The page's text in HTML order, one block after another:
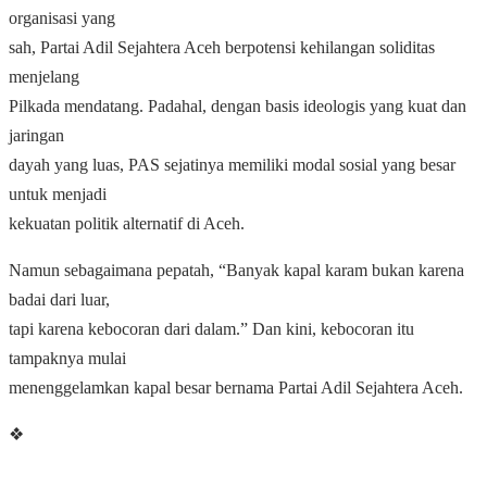
organisasi yang
sah, Partai Adil Sejahtera Aceh berpotensi kehilangan soliditas
menjelang
Pilkada mendatang. Padahal, dengan basis ideologis yang kuat dan
jaringan
dayah yang luas, PAS sejatinya memiliki modal sosial yang besar
untuk menjadi
kekuatan politik alternatif di Aceh.
Namun sebagaimana pepatah, “Banyak kapal karam bukan karena
badai dari luar,
tapi karena kebocoran dari dalam.” Dan kini, kebocoran itu
tampaknya mulai
menenggelamkan kapal besar bernama Partai Adil Sejahtera Aceh.
❖